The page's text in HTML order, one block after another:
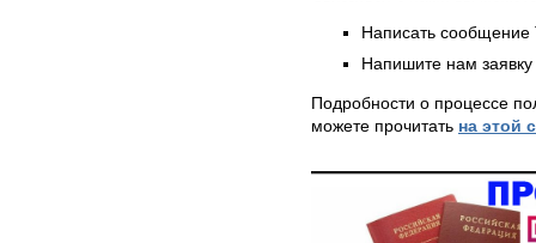
Написать
Напишите нам
Подробности о процессе
можете прочитать на этой